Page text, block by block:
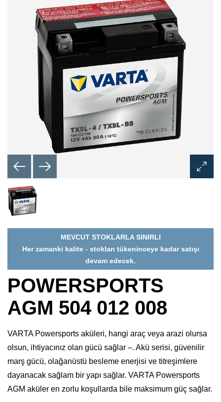
Aç
MEVCUT STOKLARLA SINIRLI
Her zamanki kalite - stokları tükeninceye kadar satışı
devam edecek.
POWERSPORTS
AGM 504 012 008
VARTA Powersports aküleri, hangi araç veya arazi olursa
olsun, ihtiyacınız olan gücü sağlar –. Akü serisi, güvenilir
marş gücü, olağanüstü besleme enerjisi ve titreşimlere
dayanacak sağlam bir yapı sağlar. VARTA Powersports
AGM aküler en zorlu koşullarda bile maksimum güç sağlar.